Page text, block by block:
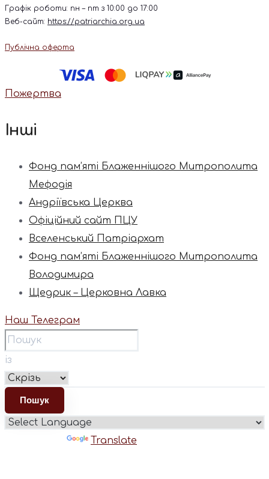
Графік роботи: пн – пт з 10:00 до 17:00
Веб-сайт: https://patriarchia.org.ua
Публічна оферта
Пожертва
Інші
Фонд пам’яті Блаженнішого Митрополита
Мефодія
Андріївська Церква
Офіційний сайт ПЦУ
Вселенський Патріархат
Фонд пам’яті Блаженнішого Митрополита
Володимира
Щедрик – Церковна Лавка
Наш Телеграм
із
Translate